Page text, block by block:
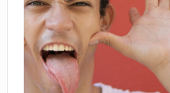
HAKIKAT NIKMAT DI DUNIA!
BAGAIMANA CARA
UANG HARAM BISA